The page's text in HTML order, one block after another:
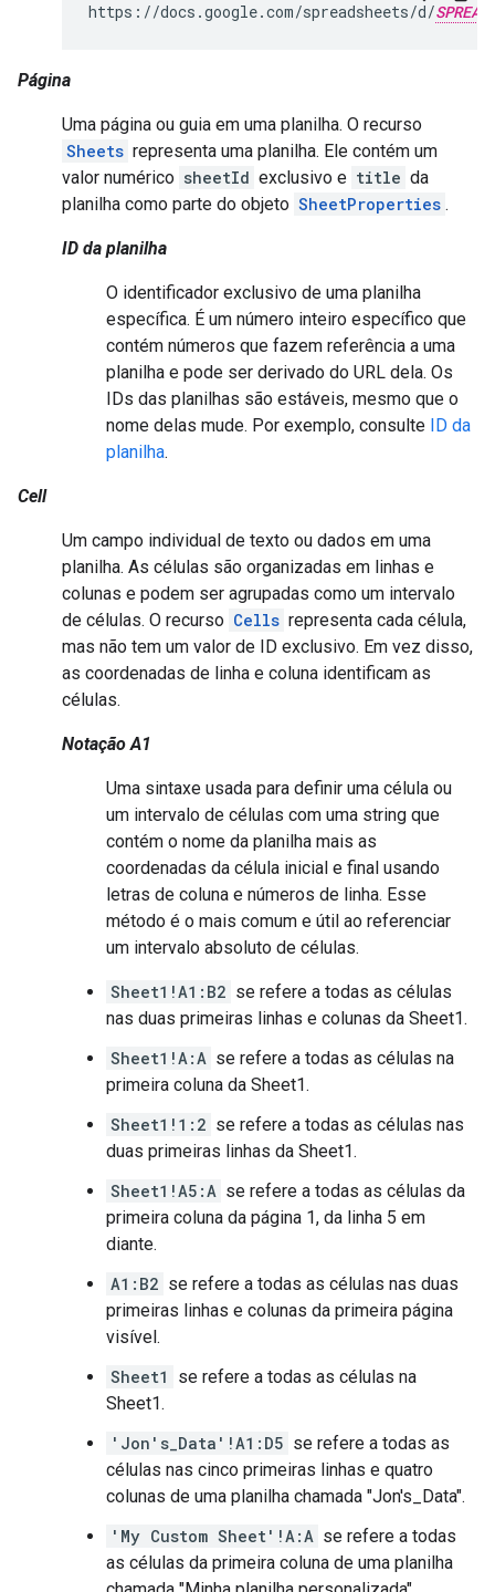
https://docs.google.com/spreadsheets/d/
Página
Uma página ou guia em uma planilha. O recurso
Sheets representa uma planilha. Ele contém um
valor numérico sheetId exclusivo e title da
planilha como parte do objeto SheetProperties .
ID da planilha
O identificador exclusivo de uma planilha
específica. É um número inteiro específico que
contém números que fazem referência a uma
planilha e pode ser derivado do URL dela. Os
IDs das planilhas são estáveis, mesmo que o
nome delas mude. Por exemplo, consulte ID da
planilha.
Cell
Um campo individual de texto ou dados em uma
planilha. As células são organizadas em linhas e
colunas e podem ser agrupadas como um intervalo
de células. O recurso Cells representa cada célula,
mas não tem um valor de ID exclusivo. Em vez disso,
as coordenadas de linha e coluna identificam as
células.
Notação A1
Uma sintaxe usada para definir uma célula ou
um intervalo de células com uma string que
contém o nome da planilha mais as
coordenadas da célula inicial e final usando
letras de coluna e números de linha. Esse
método é o mais comum e útil ao referenciar
um intervalo absoluto de células.
Sheet1!A1:B2 se refere a todas as células
nas duas primeiras linhas e colunas da Sheet1.
Sheet1!A:A se refere a todas as células na
primeira coluna da Sheet1.
Sheet1!1:2 se refere a todas as células nas
duas primeiras linhas da Sheet1.
Sheet1!A5:A se refere a todas as células da
primeira coluna da página 1, da linha 5 em
diante.
A1:B2 se refere a todas as células nas duas
primeiras linhas e colunas da primeira página
visível.
Sheet1
se refere a todas as células na
Sheet1.
'Jon's_Data'!A1:D5 se refere a todas as
células nas cinco primeiras linhas e quatro
colunas de uma planilha chamada "Jon's_Data".
'My Custom Sheet'!A:A se refere a todas
as células da primeira coluna de uma planilha